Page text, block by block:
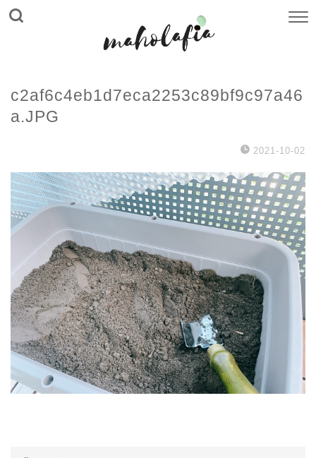
c2af6c4eb1d7eca2253c89bf9c97a46
a.JPG
2021-10-02